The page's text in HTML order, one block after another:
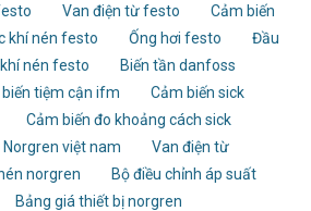
Van điện từ festo
Cảm biến
khí nén festo Ống hơi festo
Đầu
nén festo
Biến tần danfoss
tiệm cận ifm
Cảm biến sick
Cảm biến đo khoảng cách sick
Norgren việt nam
Van điện từ
norgren
Bộ điều chỉnh áp suất
Bảng giá thiết bị norgren